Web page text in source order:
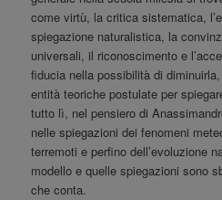
come virtù, la critica sistematica,
spiegazione naturalistica, la
universali, il riconoscimento e
fiducia nella possibilità di diminuirla,
entità teoriche postulate per
tutto lì, nel pensiero di
nelle spiegazioni dei fenomeni
terremoti e perfino dell’evoluzione
modello e quelle spiegazioni sono
che conta.